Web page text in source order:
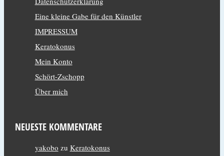
Eine kleine Gabe für den Künstler
IMPRESSUM
Keratokonus
Mein Konto
Schört-Zschopp
Über mich
NEUESTE KOMMENTARE
yakobo zu Keratokonus